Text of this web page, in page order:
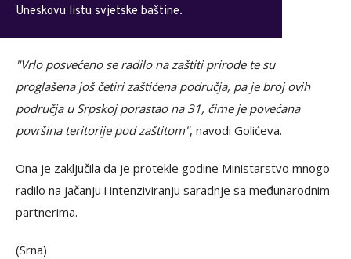
Uneskovu listu svjetske baštine.
"Vrlo posvećeno se radilo na zaštiti prirode te su
proglašena još četiri zaštićena područja, pa je broj ovih
područja u Srpskoj porastao na 31, čime je povećana
površina teritorije pod zaštitom", navodi Golićeva.
Ona je zaključila da je protekle godine Ministarstvo mnogo
radilo na jačanju i intenziviranju saradnje sa međunarodnim
partnerima.
(Srna)